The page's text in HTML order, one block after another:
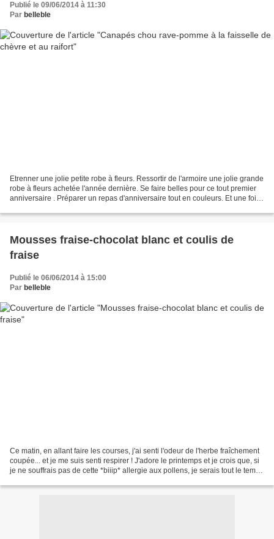
Publié le 09/06/2014 à 11:30
Par belleble
Etrenner une jolie petite robe à fleurs. Ressortir de l'armoire une jolie grande
robe à fleurs achetée l'année dernière. Se faire belles pour ce tout premier
anniversaire . Préparer un repas d'anniversaire tout en couleurs. Et une fois
Mousses fraise-chocolat blanc et coulis de
fraise
Publié le 06/06/2014 à 15:00
Par belleble
Ce matin, en allant faire les courses, j'ai senti l'odeur de l'herbe fraîchement
coupée... et je me suis senti respirer ! J'adore le printemps et je crois que, si
je ne souffrais pas de cette *biiip* allergie aux pollens, je serais tout le temps